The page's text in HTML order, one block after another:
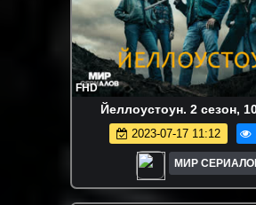
FHD
Йeллоycтoyн. 2 сезон,
2023-07-17 11:12
МИР